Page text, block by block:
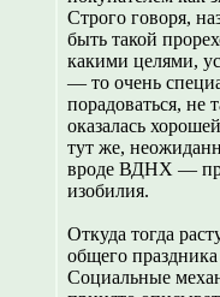
Строго говоря,
быть такой
какими целями,
— то очень
порадоваться, не
оказалась
тут же,
вроде ВДНХ —
изобилия.
Откуда тогда
общего
Социальные